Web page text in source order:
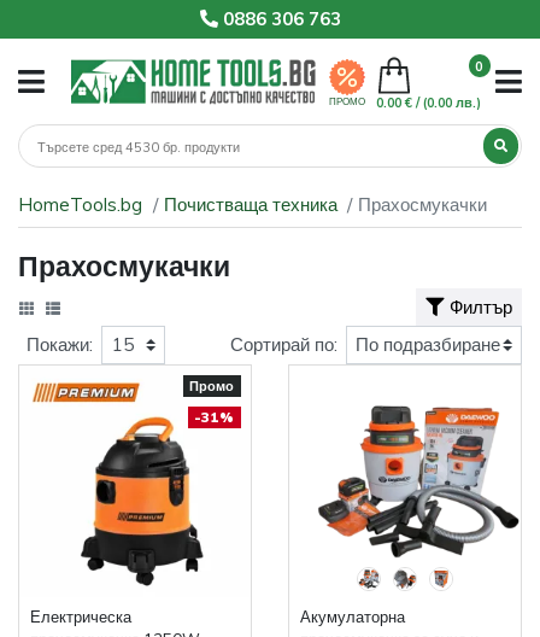
0886 306 763
ПРОМО
0
0.00 € /(0.00 лв.)
HomeTools.bg Почистваща техника Прахосмукачки
Прахосмукачки
Филтър
Промо
-31%
Електрическа
Акумулаторна
Покажи: Сортирай по: